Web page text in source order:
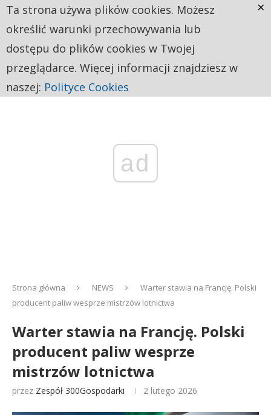
ad
Strona główna NEWS
Warter stawia na Francję. Polski
producent paliw wesprze mistrzów lotnictwa
Warter stawia na Francję. Polski
producent paliw wesprze
mistrzów lotnictwa
przez Zespół 300Gospodarki 2 lutego 2026
Ta strona używa plików cookies. Możesz
określić warunki przechowywania lub
dostępu do plików cookies w Twojej
przeglądarce. Więcej informacji znajdziesz w
naszej: Polityce Cookies
×